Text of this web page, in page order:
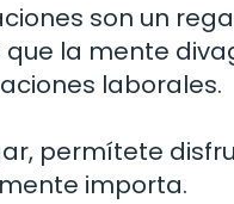
son un
que la mente
laborales.
permítete
importa.